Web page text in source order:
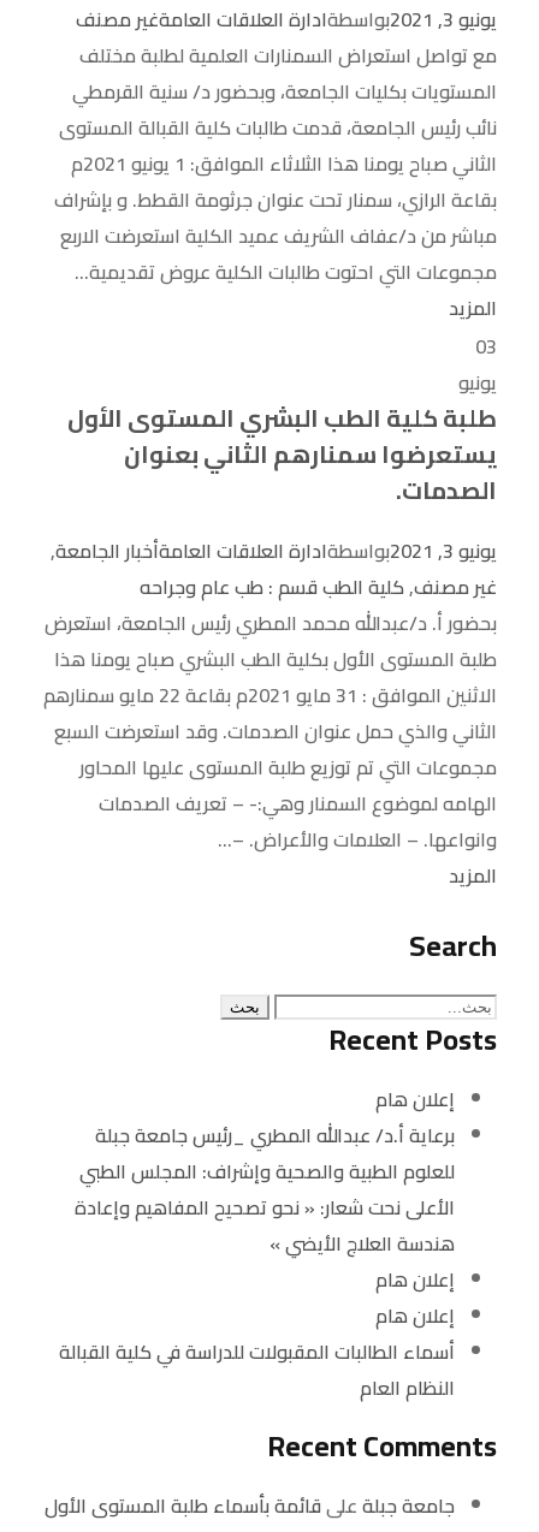
يونيو 3, 2021 بواسطةادارة العلاقات العامةغير مصنف
مع تواصل استعراض السمنارات العلمية لطلبة مختلف
المستويات بكليات الجامعة، وبحضور د/ سنية القرمطي
نائب رئيس الجامعة، قدمت طالبات كلية القبالة المستوى
الثاني صباح يومنا هذا الثلاثاء الموافق: 1 يونيو 2021م
بقاعة الرازي، سمنار تحت عنوان جرثومة القطط. و بإشراف
مباشر من د/عفاف الشريف عميد الكلية استعرضت الاربع
مجموعات التي احتوت طالبات الكلية عروض تقديمية...
المزيد
03
يونيو
طلبة كلية الطب البشري المستوى الأول
يستعرضوا سمنارهم الثاني بعنوان
الصدمات.
يونيو 3, 2021 بواسطةادارة العلاقات العامةأخبار الجامعة,
غير مصنف,كلية الطب قسم : طب عام وجراحه
بحضور أ. د/عبدالله محمد المطري رئيس الجامعة، استعرض
طلبة المستوى الأول بكلية الطب البشري صباح يومنا هذا
الاثنين الموافق : 31 مايو 2021م بقاعة 22 مايو سمنارهم
الثاني والذي حمل عنوان الصدمات. وقد استعرضت السبع
مجموعات التي تم توزيع طلبة المستوى عليها المحاور
الهامه لموضوع السمنار وهي:- – تعريف الصدمات
وانواعها. – العلامات والأعراض. –...
المزيد
Search
Recent Posts
إعلان هام
برعاية أ.د/ عبدالله المطري _رئيس جامعة جبلة
للعلوم الطبية والصحية وإشراف: المجلس الطبي
الأعلى نحت شعار: « نحو تصحيح المفاهيم وإعادة
هندسة العلاج الأيضي »
إعلان هام
إعلان هام
أسماء الطالبات المقبولات للدراسة في كلية القبالة
النظام العام
Recent Comments
جامعة جبلةعلىقائمة بأسماء طلبة المستوى الأول